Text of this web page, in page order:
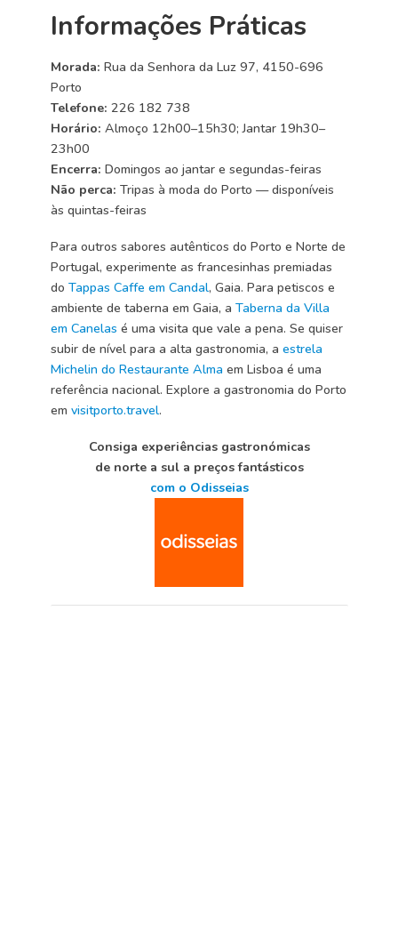
Informações Práticas
Morada: Rua da Senhora da Luz 97, 4150-696
Porto
Telefone: 226 182 738
Horário: Almoço 12h00–15h30; Jantar 19h30–
23h00
Encerra: Domingos ao jantar e segundas-feiras
Não perca: Tripas à moda do Porto — disponíveis
às quintas-feiras
Para outros sabores autênticos do Porto e Norte de
Portugal, experimente as francesinhas premiadas
do Tappas Caffe em Candal, Gaia. Para petiscos e
ambiente de taberna em Gaia, a Taberna da Villa
em Canelas é uma visita que vale a pena. Se quiser
subir de nível para a alta gastronomia, a estrela
Michelin do Restaurante Alma em Lisboa é uma
referência nacional. Explore a gastronomia do Porto
em visitporto.travel.
Consiga experiências gastronómicas
de norte a sul a preços fantásticos
com o Odisseias